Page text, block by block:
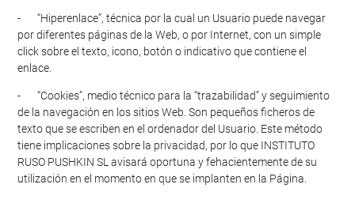
- “Hiperenlace”, técnica por la cual un Usuario puede navegar
por diferentes páginas de la Web, o por Internet, con un simple
click sobre el texto, icono, botón o indicativo que contiene el
enlace.
- “Cookies”, medio técnico para la “trazabilidad” y seguimiento
de la navegación en los sitios Web. Son pequeños ficheros de
texto que se escriben en el ordenador del Usuario. Este método
tiene implicaciones sobre la privacidad, por lo que INSTITUTO
RUSO PUSHKIN SL avisará oportuna y fehacientemente de su
utilización en el momento en que se implanten en la Página.